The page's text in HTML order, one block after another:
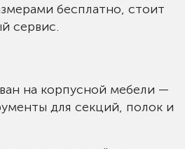
бесплатно, стоит
сервис.
на корпусной мебели —
для секций, полок и